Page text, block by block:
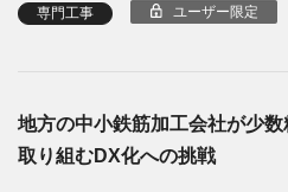
専門工事 ユーザー限定
地方の中小鉄筋加工会社が少数
取り組むDX化への挑戦